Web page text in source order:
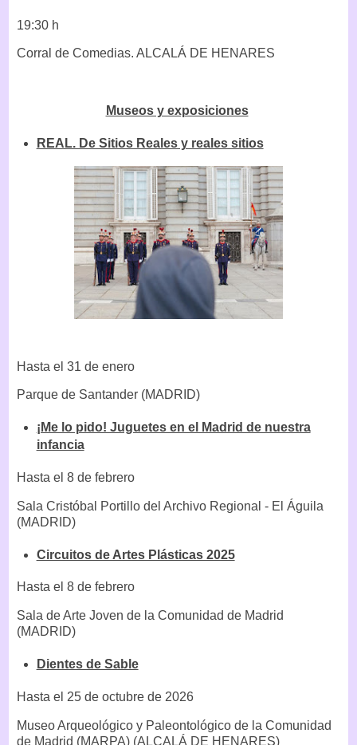
19:30 h
Corral de Comedias. ALCALÁ DE HENARES
Museos y exposiciones
REAL. De Sitios Reales y reales sitios
Hasta el 31 de enero
Parque de Santander (MADRID)
¡Me lo pido! Juguetes en el Madrid de nuestra
infancia
Hasta el 8 de febrero
Sala Cristóbal Portillo del Archivo Regional - El Águila
(MADRID)
Circuitos de Artes Plásticas 2025
Hasta el 8 de febrero
Sala de Arte Joven de la Comunidad de Madrid
(MADRID)
Dientes de Sable
Hasta el 25 de octubre de 2026
Museo Arqueológico y Paleontológico de la Comunidad
de Madrid (MARPA) (ALCALÁ DE HENARES)